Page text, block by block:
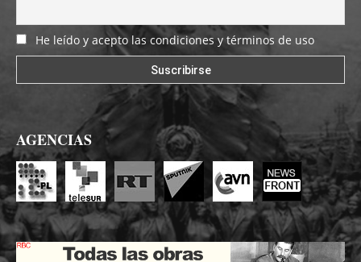
He leído y acepto las condiciones y términos de uso
AGENCIAS